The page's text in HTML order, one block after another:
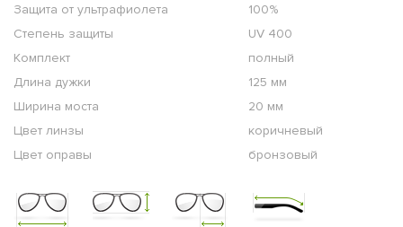
Защита от ультрафиолета
100%
Степень защиты
UV 400
Комплект
полный
Длина дужки
125 мм
Ширина моста
20 мм
Цвет линзы
коричневый
Цвет оправы
бронзовый